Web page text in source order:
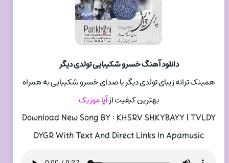
دانلود آهنگ خسرو شکیبایی تولدی دیگر
همینک ترانه زیبای تولدی دیگر با صدای خسرو شکیبایی به همراه
بهترین کیفیت ازآپا موزیک
Download New Song BY : KHSRV SHKYBAYY | TVLDY
DYGR With Text And Direct Links In Apamusic